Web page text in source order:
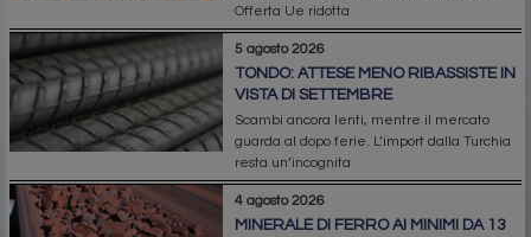
Offerta Ue ridotta
5 agosto 2026
TONDO: ATTESE MENO RIBASSISTE IN
VISTA DI SETTEMBRE
Scambi ancora lenti, mentre il mercato
guarda al dopo ferie. L’import dalla Turchia
resta un’incognita
4 agosto 2026
MINERALE DI FERRO AI MINIMI DA 13